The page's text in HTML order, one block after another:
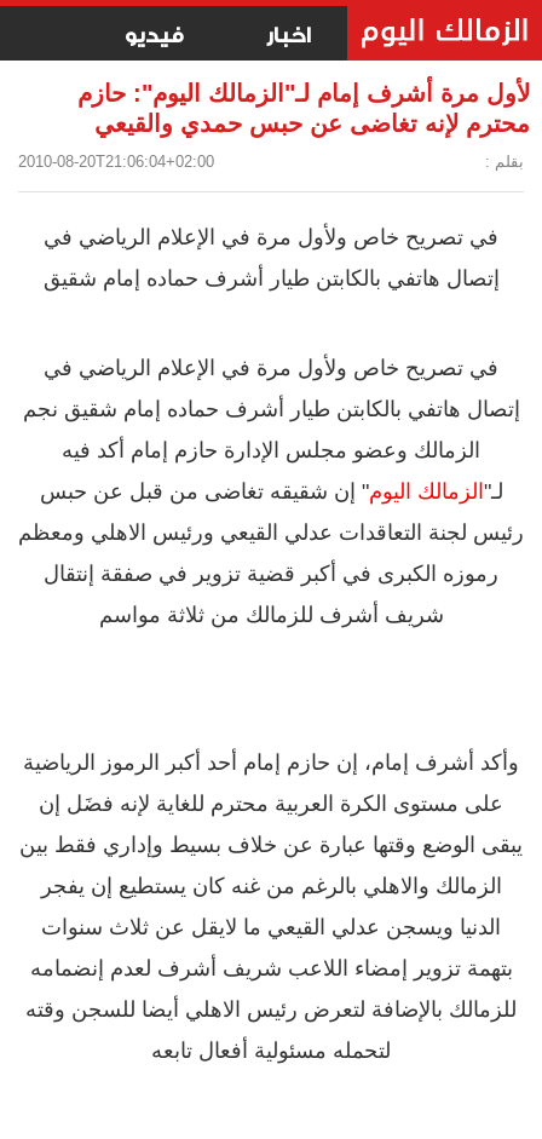
اخبار فيديو
لأول مرة أشرف إمام لـ"الزمالك اليوم": حازم
محترم لإنه تغاضى عن حبس حمدي والقيعي
بقلم : 2010-08-20T21:06:04+02:00
في تصريح خاص ولأول مرة في الإعلام الرياضي في
إتصال هاتفي بالكابتن طيار أشرف حماده إمام شقيق
في تصريح خاص ولأول مرة في الإعلام الرياضي في
إتصال هاتفي بالكابتن طيار أشرف حماده إمام شقيق نجم
الزمالك وعضو مجلس الإدارة حازم إمام أكد فيه
لـ" الزمالك اليوم" إن شقيقه تغاضى من قبل عن حبس
رئيس لجنة التعاقدات عدلي القيعي ورئيس الاهلي ومعظم
رموزه الكبرى في أكبر قضية تزوير في صفقة إنتقال
شريف أشرف للزمالك من ثلاثة مواسم
وأكد أشرف إمام، إن حازم إمام أحد أكبر الرموز الرياضية
على مستوى الكرة العربية محترم للغاية لإنه فضَل إن
يبقى الوضع وقتها عبارة عن خلاف بسيط وإداري فقط بين
الزمالك والاهلي بالرغم من غنه كان يستطيع إن يفجر
الدنيا ويسجن عدلي القيعي ما لايقل عن ثلاث سنوات
بتهمة تزوير إمضاء اللاعب شريف أشرف لعدم إنضمامه
للزمالك بالإضافة لتعرض رئيس الاهلي أيضا للسجن وقته
لتحمله مسئولية أفعال تابعه